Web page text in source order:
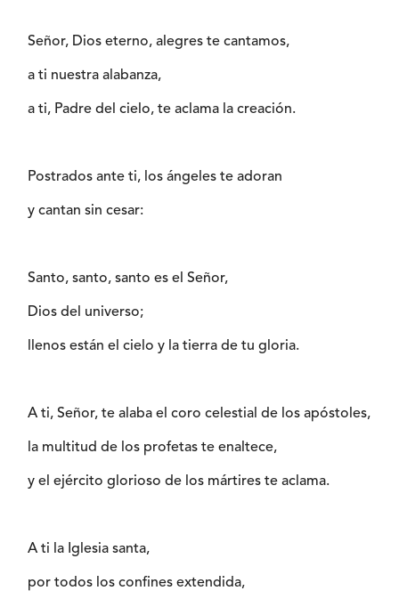
Señor, Dios eterno, alegres te cantamos,
a ti nuestra alabanza,
a ti, Padre del cielo, te aclama la creación.
Postrados ante ti, los ángeles te adoran
y cantan sin cesar:
Santo, santo, santo es el Señor,
Dios del universo;
llenos están el cielo y la tierra de tu gloria.
A ti, Señor, te alaba el coro celestial de los apóstoles,
la multitud de los profetas te enaltece,
y el ejército glorioso de los mártires te aclama.
A ti la Iglesia santa,
por todos los confines extendida,